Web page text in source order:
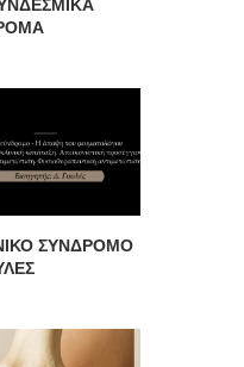
Νίκη Μουτσοπούλου
ΣΥΝΔΡΟΜΟ